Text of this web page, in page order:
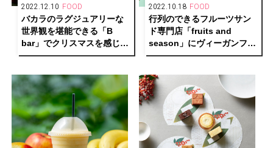
2022.12.10 FOOD
バカラのラグジュアリーな
世界観を堪能できる「B
bar」でクリスマスを感じる
オリジナルカクテル提供中
2022.10.18 FOOD
行列のできるフルーツサン
ド専門店「fruits and
season」にヴィーガンフル
ーツタルトが新登場